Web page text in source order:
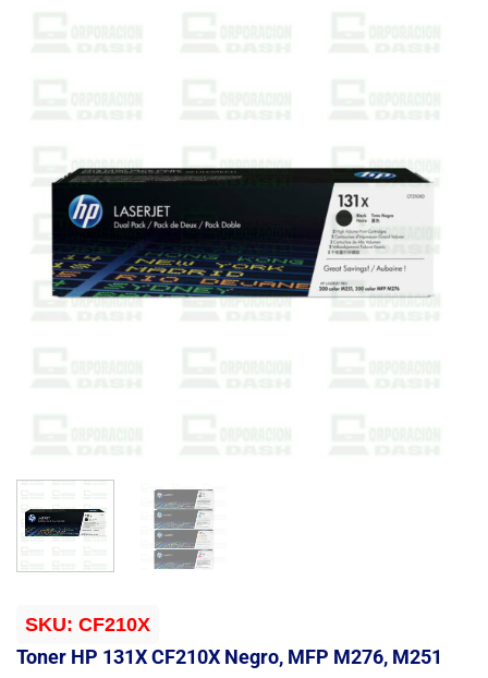
SKU: CF210X
Toner HP 131X CF210X Negro, MFP M276, M251